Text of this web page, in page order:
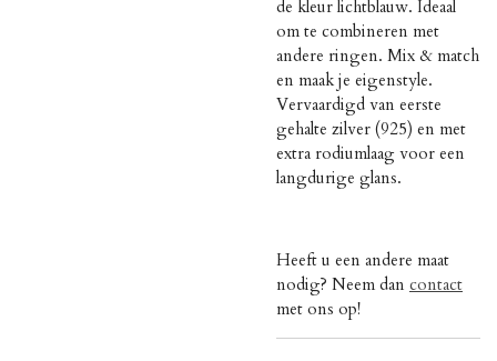
de kleur lichtblauw. Ideaal
om te combineren met
andere ringen. Mix & match
en maak je eigenstyle.
Vervaardigd van eerste
gehalte zilver (925) en met
extra rodiumlaag voor een
langdurige glans.
Heeft u een andere maat
nodig? Neem dan contact
met ons op!